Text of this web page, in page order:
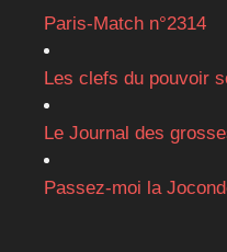
Paris-Match n°2314
Les clefs du pouvoir
Le Journal des
Passez-moi la